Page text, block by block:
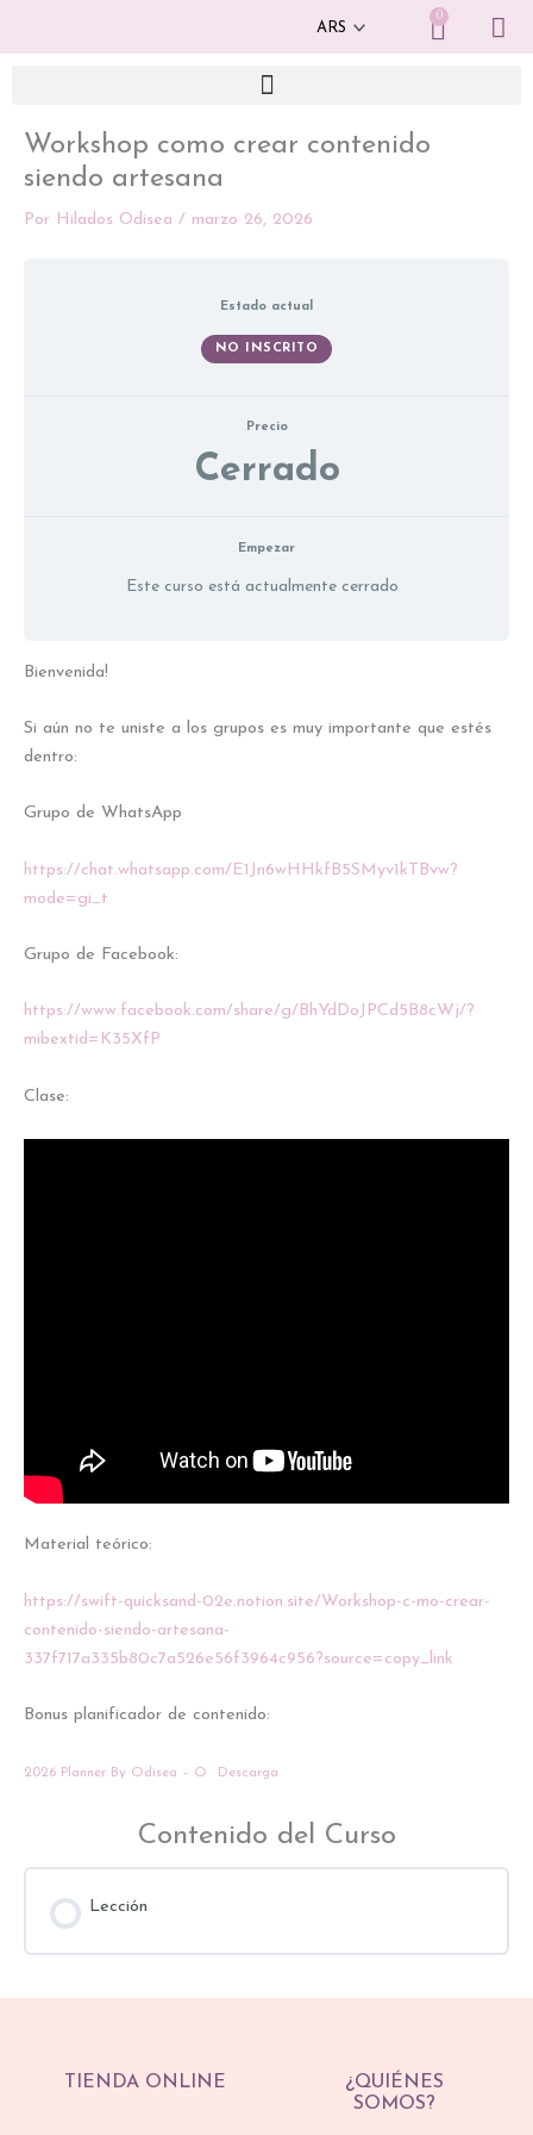
0
Cart
Workshop como crear contenido
siendo artesana
Por Hilados Odisea / marzo 26, 2026
Estado actual
NO INSCRITO
Precio
Cerrado
Empezar
Este curso está actualmente cerrado
Bienvenida!
Si aún no te uniste a los grupos es muy importante que estés
dentro:
Grupo de WhatsApp
https://chat.whatsapp.com/E1Jn6wHHkfB5SMyv1kTBvw?
mode=gi_t
Grupo de Facebook:
https://www.facebook.com/share/g/BhYdDoJPCd5B8cWj/?
mibextid=K35XfP
Clase:
Material teórico:
https://swift-quicksand-02e.notion.site/Workshop-c-mo-crear-
contenido-siendo-artesana-
337f717a335b80c7a526e56f3964c956?source=copy_link
Bonus planificador de contenido:
2026 Planner By Odisea – O Descarga
Contenido del Curso
Lección
TIENDA ONLINE
¿QUIÉNES
SOMOS?